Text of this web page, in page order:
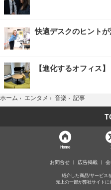
快適デスクのヒント
【進化するオフィス】
ホーム › エンタメ › 音楽 › 記事
Home
お問合せ 広告掲載
紹介した商品/サービス
売上の一部が弊社サイトに